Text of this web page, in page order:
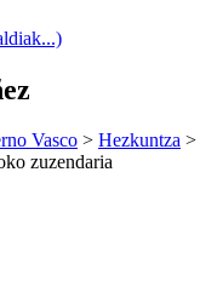
Vasco > Hezkuntza >
zuzendaria